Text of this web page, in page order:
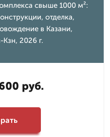
свыше 1000 м²:
отделка,
в Казани,
2026 г.
руб.